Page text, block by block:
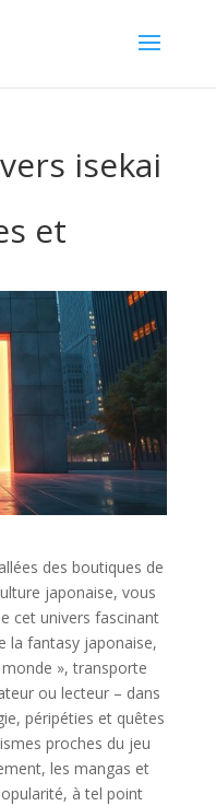
isekai
et
des boutiques de
japonaise, vous
cet univers fascinant
la fantasy japonaise,
», transporte
ou lecteur – dans
péripéties et quêtes
proches du jeu
les mangas et
à tel point